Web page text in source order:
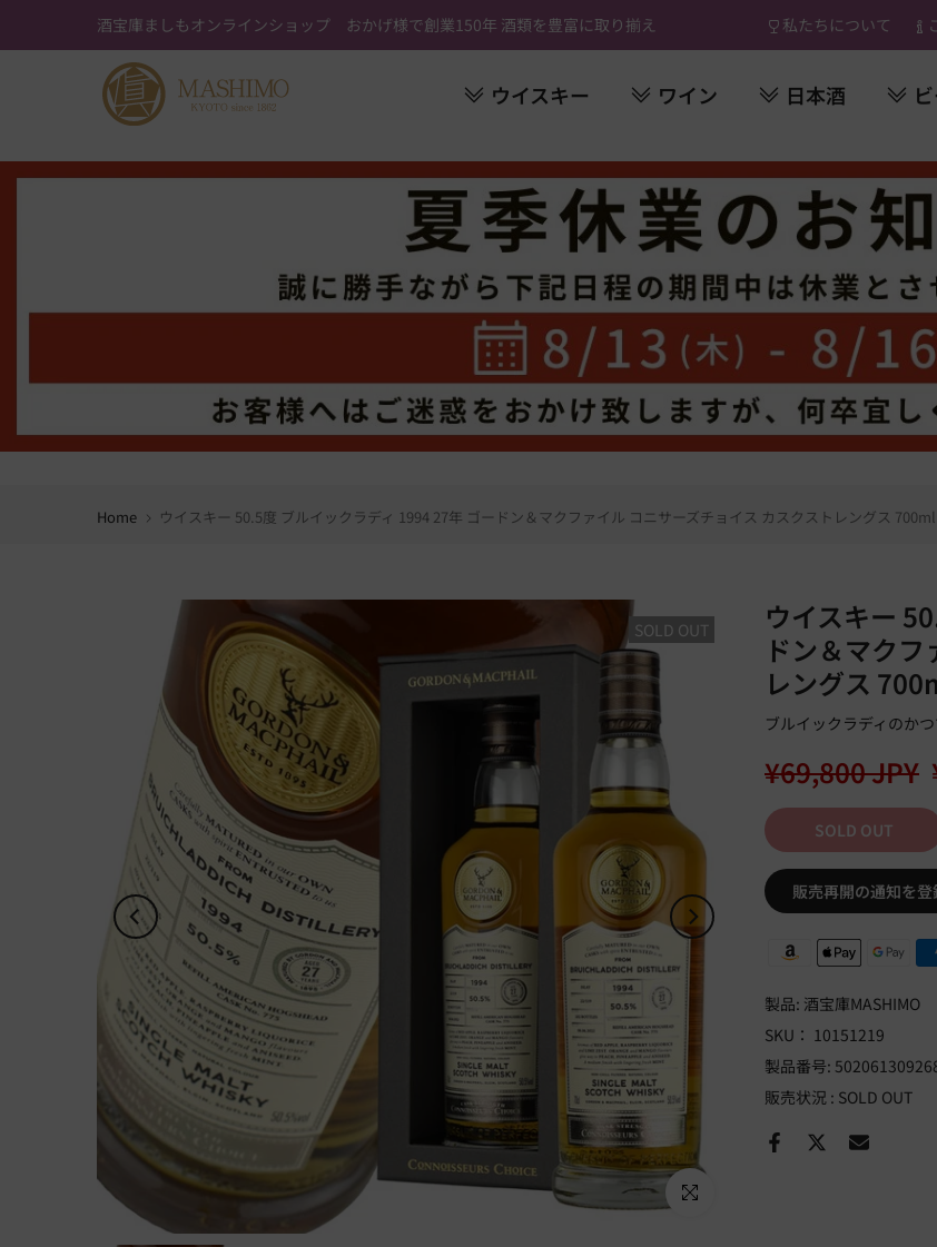
キ
酒宝庫ましもオンラインショップ おかげ様で創業150年 酒類を豊富に取り揃え 私たちについて
ウイスキー ワイン 日本酒
Home ウイスキー 50.5度 ブルイックラディ 1994 27年 ゴードン＆マクファイル コニサーズチョイス カスクストレングス
SOLD OUT
Click to enlarge
ウイスキー
ドン＆マク
レングス
ブルイックラディのか
¥69,800 JPY
SOLD OUT
販売再開の通知を登
製品: 酒宝庫MASHIMO
SKU： 10151219
製品番号:
販売状況 : SOLD OUT